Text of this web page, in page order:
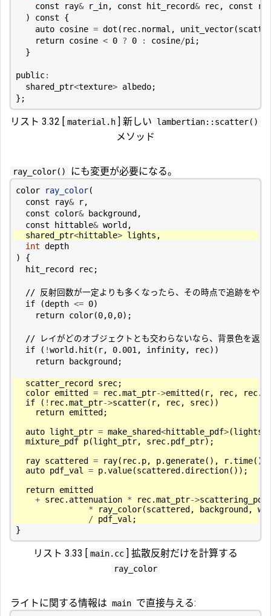
const
ray& r_in, const hit_record& rec, const
)
const
{
auto cosine = dot ( rec. normal , unit_vector(
return cosine < 0 ? 0 : cosine/pi ;
}
public:
shared_ptr<texture> albedo;
};
リスト 3.32 [ material.h ] 新しい lambertian::scatter()
メソッド
ray_color() にも変更が必要になる。
color ray_color(
const
ray& r,
const
color& background ,
const
hittable& world ,
shared_ptr<hittable> lights ,
int depth
)
{
hit_record
rec;
if (depth <= 0)
return color(0,0,0);
if
( !world . hit ( r, 0.001 , infinity, rec))
return
background ;
scatter_record srec;
color emitted = rec.mat_ptr->emitted ( r, rec, rec.
if
( ! rec.mat_ptr->scatter( r, rec, srec))
return emitted ;
auto light_ptr = make_shared<hittable_pdf>(lights
mixture_pdf p(light_ptr, srec. pdf_ptr);
ray scattered = ray( rec. p, p.generate(), r.time
auto pdf_val = p.value(scattered .direction());
return emitted
+ srec. attenuation * rec.mat_ptr->scattering_pdf
*
ray_color(scattered , background ,
/ pdf_val ;
}
リスト 3.33 [ main.cc ] 拡散反射だけを計算する
ray_color
ライトに関する情報は main で直接与える: